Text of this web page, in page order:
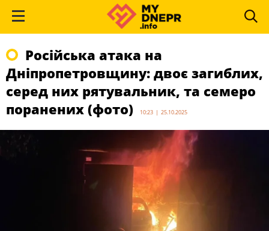
Російська атака на
Дніпропетровщину: двоє загиблих,
серед них рятувальник, та семеро
поранених (фото)
10:23 | 25.10.2025